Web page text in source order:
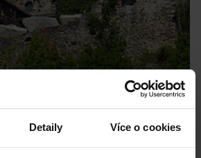
Detaily Více o cookies